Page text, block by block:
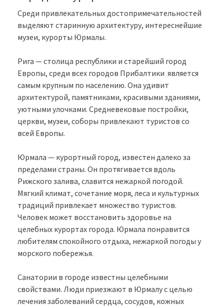
Среди привлекательных достопримечательностей
выделяют старинную архитектуру, интереснейшие
музеи, курорты Юрмалы.
Рига — столица республики и старейший город
Европы, среди всех городов Прибалтики является
самым крупным по населению. Она удивит
архитектурой, памятниками, красивыми зданиями,
уютными улочками. Средневековые постройки,
церкви, музеи, соборы привлекают туристов со
всей Европы.
Юрмала — курортный город, известен далеко за
пределами страны. Он протягивается вдоль
Рижского залива, славится нежаркой погодой.
Мягкий климат, сочетание моря, леса и культурных
традиций привлекает множество туристов.
Человек может восстановить здоровье на
целебных курортах города. Юрмала понравится
любителям спокойного отдыха, нежаркой погоды у
морского побережья.
Санатории в городе известны целебными
свойствами. Люди приезжают в Юрмалу с целью
лечения заболеваний сердца, сосудов, кожных